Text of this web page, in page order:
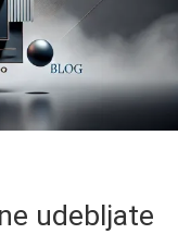
udebljate